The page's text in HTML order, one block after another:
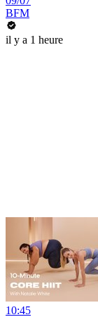
BFM
il y a 1 heure
10:45